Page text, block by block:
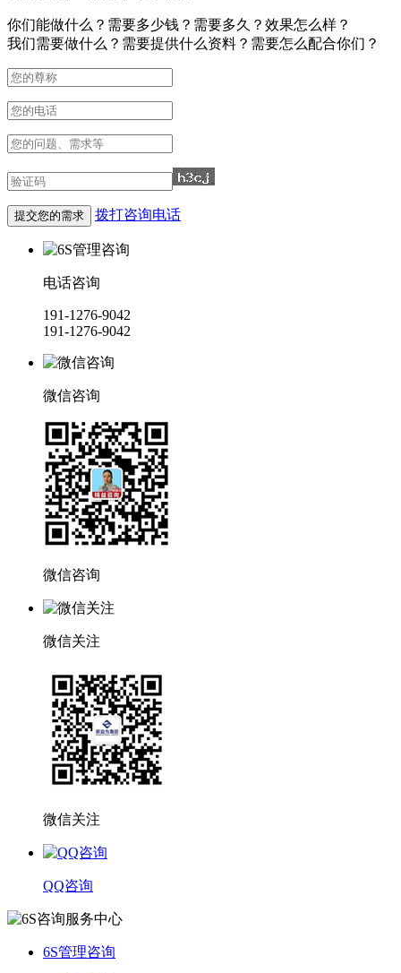
你们能做什么？需要多少钱？需要多久？效果怎么样？
我们需要做什么？需要提供什么资料？需要怎么配合你们？
拨打咨询电话
电话咨询
191-1276-9042
191-1276-9042
微信咨询
微信咨询
微信关注
微信关注
QQ咨询
6S管理咨询